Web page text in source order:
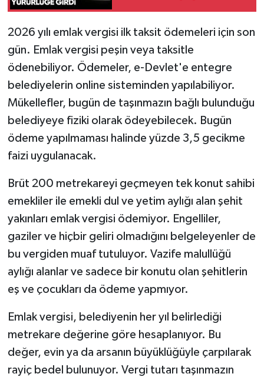
2026 yılı emlak vergisi ilk taksit ödemeleri için son
gün. Emlak vergisi peşin veya taksitle
ödenebiliyor. Ödemeler, e-Devlet'e entegre
belediyelerin online sisteminden yapılabiliyor.
Mükellefler, bugün de taşınmazın bağlı bulunduğu
belediyeye fiziki olarak ödeyebilecek. Bugün
ödeme yapılmaması halinde yüzde 3,5 gecikme
faizi uygulanacak.
Brüt 200 metrekareyi geçmeyen tek konut sahibi
emekliler ile emekli dul ve yetim aylığı alan şehit
yakınları emlak vergisi ödemiyor. Engelliler,
gaziler ve hiçbir geliri olmadığını belgeleyenler de
bu vergiden muaf tutuluyor. Vazife malullüğü
aylığı alanlar ve sadece bir konutu olan şehitlerin
eş ve çocukları da ödeme yapmıyor.
Emlak vergisi, belediyenin her yıl belirlediği
metrekare değerine göre hesaplanıyor. Bu
değer, evin ya da arsanın büyüklüğüyle çarpılarak
rayiç bedel bulunuyor. Vergi tutarı taşınmazın